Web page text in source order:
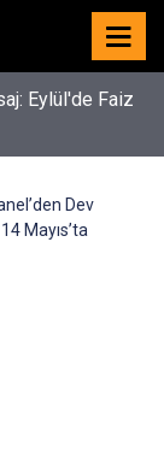
Eylül'de Faiz
Dev
Mayıs’ta